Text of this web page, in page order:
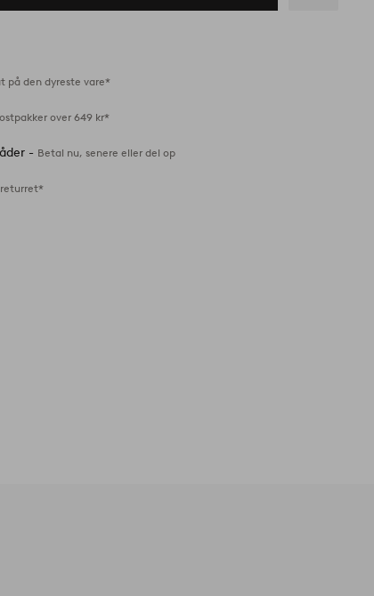
på den dyreste vare*
over 649 kr*
- Betal nu, senere eller del op